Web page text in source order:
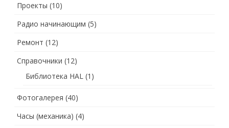
Проекты (10)
Радио начинающим (5)
Ремонт (12)
Справочники (12)
Библиотека HAL (1)
Фотогалерея (40)
Часы (механика) (4)